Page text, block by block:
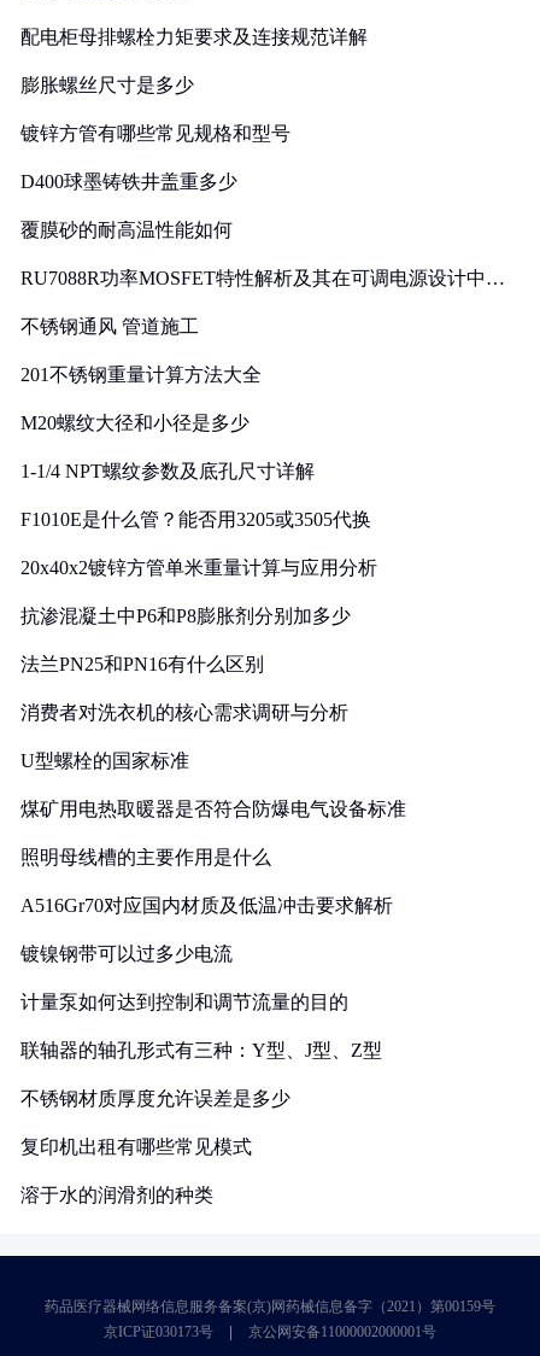
配电柜母排螺栓力矩要求及连接规范详解
膨胀螺丝尺寸是多少
镀锌方管有哪些常见规格和型号
D400球墨铸铁井盖重多少
覆膜砂的耐高温性能如何
RU7088R功率MOSFET特性解析及其在可调电源设计中的
不锈钢通风 管道施工
201不锈钢重量计算方法大全
M20螺纹大径和小径是多少
1-1/4 NPT螺纹参数及底孔尺寸详解
F1010E是什么管？能否用3205或3505代换
20x40x2镀锌方管单米重量计算与应用分析
抗渗混凝土中P6和P8膨胀剂分别加多少
法兰PN25和PN16有什么区别
消费者对洗衣机的核心需求调研与分析
U型螺栓的国家标准
煤矿用电热取暖器是否符合防爆电气设备标准
照明母线槽的主要作用是什么
A516Gr70对应国内材质及低温冲击要求解析
镀镍钢带可以过多少电流
计量泵如何达到控制和调节流量的目的
联轴器的轴孔形式有三种：Y型、J型、Z型
不锈钢材质厚度允许误差是多少
复印机出租有哪些常见模式
溶于水的润滑剂的种类
药品医疗器械网络信息服务备案(京)网药械信息备字（2021）第00159号
京ICP证030173号
京公网安备11000002000001号